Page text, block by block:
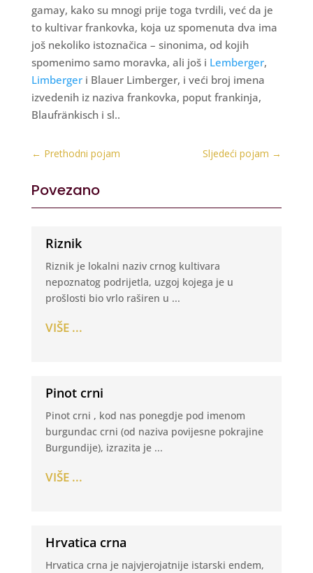
gamay, kako su mnogi prije toga tvrdili, već da je
to kultivar frankovka, koja uz spomenuta dva ima
još nekoliko istoznačica – sinonima, od kojih
spomenimo samo moravka, ali još i Lemberger,
Limbergeri Blauer Limberger, i veći broj imena
izvedenih iz naziva frankovka, poput frankinja,
Blaufränkisch i sl..
← Prethodni pojam Sljedeći pojam →
Povezano
Riznik
Riznik je lokalni naziv crnog kultivara
nepoznatog podrijetla, uzgoj kojega je u
prošlosti bio vrlo raširen u ...
VIŠE ...
Pinot crni
Pinot crni , kod nas ponegdje pod imenom
burgundac crni (od naziva povijesne pokrajine
Burgundije), izrazita je ...
VIŠE ...
Hrvatica crna
Hrvatica crna je najvjerojatnije istarski endem,